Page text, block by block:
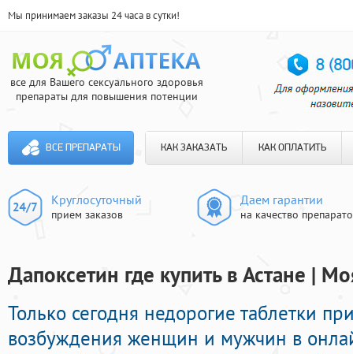
Мы принимаем заказы 24 часа в сутки!
все для Вашего сексуального здоровья
препараты для повышения потенции
ВСЕ ПРЕПАРАТЫ КАК ЗАКАЗАТЬ КАК ОПЛАТИТЬ
Круглосуточный
прием заказов
Даем гарантии
на качество
Дапоксетин где купить в Астане |
Только сегодня недорогие таблетки
возбуждения женщин и мужчин в